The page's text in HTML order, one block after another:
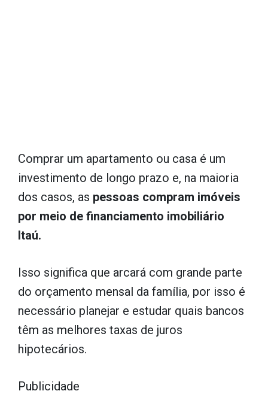
Comprar um apartamento ou casa é um
investimento de longo prazo e, na maioria
dos casos, as pessoas compram imóveis
por meio de financiamento imobiliário
Itaú.
Isso significa que arcará com grande parte
do orçamento mensal da família, por isso é
necessário planejar e estudar quais bancos
têm as melhores taxas de juros
hipotecários.
Publicidade